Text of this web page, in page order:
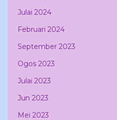
Julai 2024
Februari 2024
September 2023
Ogos 2023
Julai 2023
Jun 2023
Mei 2023